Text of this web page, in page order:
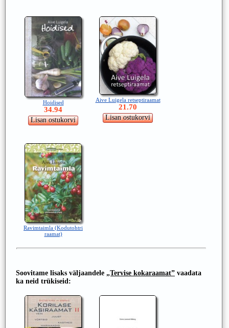
Hoidised
34.94
Aive Luigela retseptiraamat
21.70
Ravimtaimla (Kodutohtri
raamat)
Soovitame lisaks väljaandele „Tervise kokaraamat” vaadata
ka neid trükiseid: